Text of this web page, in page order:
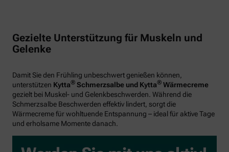
Gezielte Unterstützung für Muskeln und
Gelenke
Damit Sie den Frühling unbeschwert genießen können,
unterstützen Kytta® Schmerzsalbe und Kytta® Wärmecreme
gezielt bei Muskel- und Gelenkbeschwerden. Während die
Schmerzsalbe Beschwerden effektiv lindert, sorgt die
Wärmecreme für wohltuende Entspannung – ideal für aktive Tage
und erholsame Momente danach.